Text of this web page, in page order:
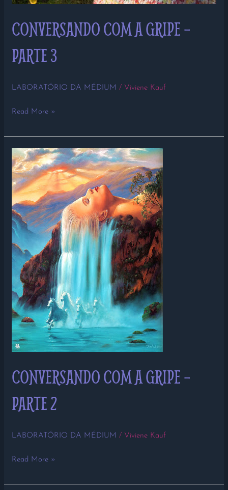
CONVERSANDO COM A GRIPE –
PARTE 3
LABORATÓRIO DA MÉDIUM / Viviene Kauf
Read More »
CONVERSANDO COM A GRIPE –
PARTE 2
LABORATÓRIO DA MÉDIUM / Viviene Kauf
CONVERSANDO
COM
A
GRIPE
–
PARTE
Read More »